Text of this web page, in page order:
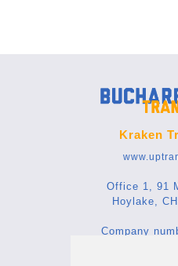
Kraken
Office 1, 91
Hoylake,
Company